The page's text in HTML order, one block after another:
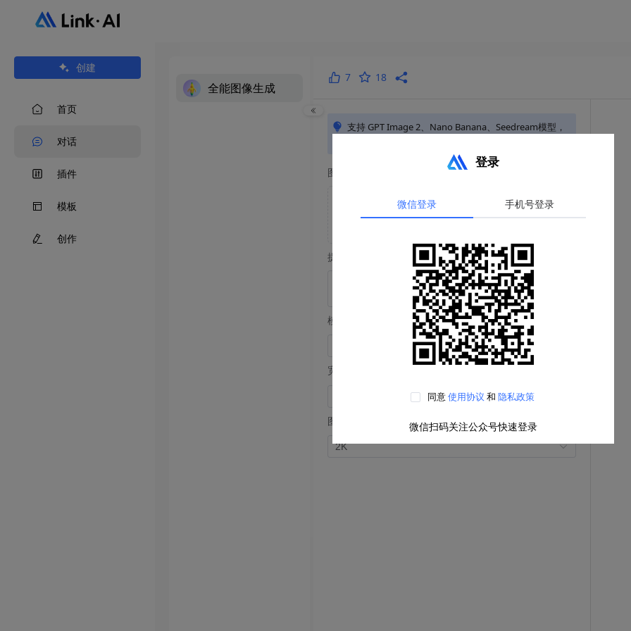
登录
微信登录 手机号登录
同意使用协议 和 隐私政策
微信扫码关注公众号快速登录
创建
首页
对话
插件
模板
创作
全能图像生成
7 18
支持 GPT Image 2、Nano Banana、Seedream模型，
图片素材 (支持多图)
提示词
模型
宽高比
图片尺寸